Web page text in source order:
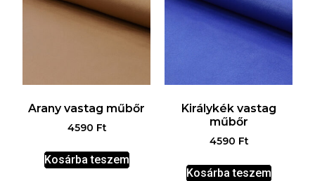
Arany vastag műbőr
4590 Ft
Kosárba teszem
Királykék vastag
műbőr
4590 Ft
Kosárba teszem